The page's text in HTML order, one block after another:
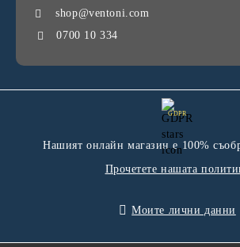
shop@ventoni.com
0700 10 334
GDPR
Нашият онлайн магазин е 100%
Прочетете нашата
Моите лични данни